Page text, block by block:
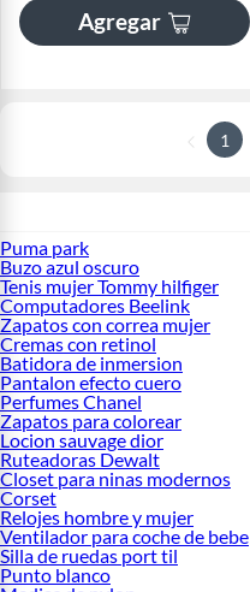
Agregar
1
Puma park
Buzo azul oscuro
Tenis mujer Tommy hilfiger
Computadores Beelink
Zapatos con correa mujer
Cremas con retinol
Batidora de inmersion
Pantalon efecto cuero
Perfumes Chanel
Zapatos para colorear
Locion sauvage dior
Ruteadoras Dewalt
Closet para ninas modernos
Corset
Relojes hombre y mujer
Ventilador para coche de bebe
Silla de ruedas port til
Punto blanco